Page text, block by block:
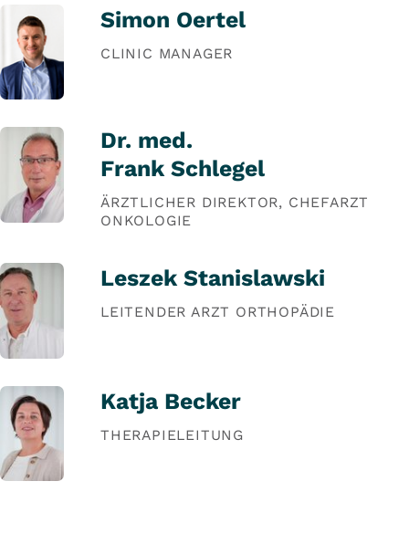
Simon Oertel
CLINIC MANAGER
Dr. med.
Frank Schlegel
ÄRZTLICHER DIREKTOR, CHEFARZT
ONKOLOGIE
Leszek Stanislawski
LEITENDER ARZT ORTHOPÄDIE
Katja Becker
THERAPIELEITUNG